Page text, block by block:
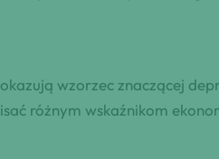
wzorzec znaczącej
różnym wskaźnikom